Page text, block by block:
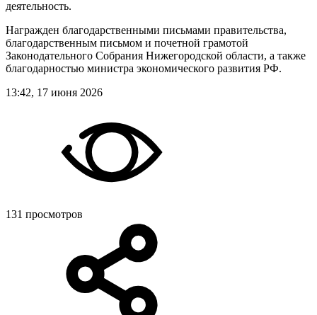
деятельность.
Награжден благодарственными письмами правительства,
благодарственным письмом и почетной грамотой
Законодательного Собрания Нижегородской области, а также
благодарностью министра экономического развития РФ.
13:42, 17 июня 2026
131 просмотров